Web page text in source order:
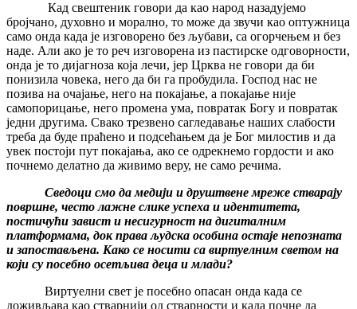
Кад свештеник говори да као народ назадујемо
бројчано, духовно и морално, то може да звучи као оптужница
само онда када је изговорено без љубави, са огорчењем и без
наде. Али ако је то реч изговорена из пастирске одговорности,
онда је то дијагноза која лечи, јер Црква не говори да би
понизила човека, него да би га пробудила. Господ нас не
позива на очајање, него на покајање, а покајање није
самопорицање, него промена ума, повратак Богу и повратак
једни другима. Свако трезвено сагледавање наших слабости
треба да буде праћено и подсећањем да је Бог милостив и да
увек постоји пут покајања, ако се одрекнемо гордости и ако
почнемо делатно да живимо веру, не само речима.
Сведоци смо да медији и друштвене мреже стварају
површне, често лажне слике успеха и идентитета,
постичући завист и несигурност на дигиталним
платформама, док права људска особина остаје непозната
и запостављена. Како се носити са виртуелним светом на
који су посебно осетљива деца и млади?
Виртуелни свет је посебно опасан онда када се
доживљава као стварнији од стварности и када почне да